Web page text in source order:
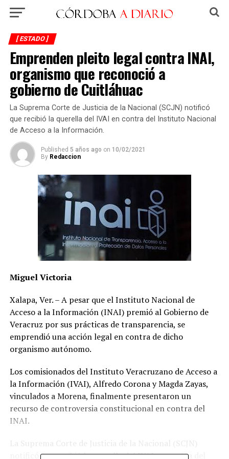
[ ESTADO ]
Emprenden pleito legal contra INAI,
organismo que reconoció a
gobierno de Cuitláhuac
La Suprema Corte de Justicia de la Nacional (SCJN) notificó
que recibió la querella del IVAI en contra del Instituto Nacional
de Acceso a la Información.
Published 5 años ago on 10/02/2021
By Redaccion
Miguel Victoria
Xalapa, Ver. – A pesar que el Instituto Nacional de
Acceso a la Información (INAI) premió al Gobierno de
Veracruz por sus prácticas de transparencia, se
emprendió una acción legal en contra de dicho
organismo autónomo.
Los comisionados del Instituto Veracruzano de Acceso a
la Información (IVAI), Alfredo Corona y Magda Zayas,
vinculados a Morena, finalmente presentaron un
recurso de controversia constitucional en contra del
INAI.
La Suprema Corte de Justicia de la Nacional (SCJN)
notificó que recibió la querella del IVAI en contra del